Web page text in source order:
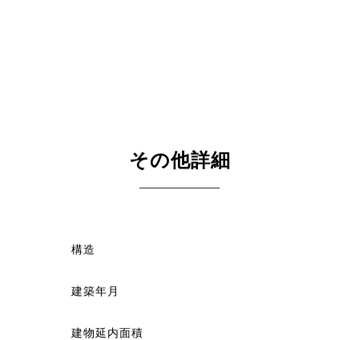
その他詳細
構造
建築年月
建物延内面積